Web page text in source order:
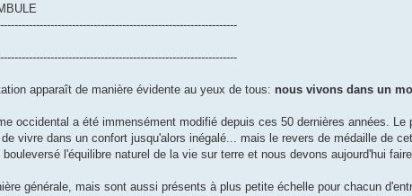
apparaît de manière évidente au yeux de tous: nous vivons dans un
occidental a été immensément modifié depuis ces 50 dernières années.
vivre dans un confort jusqu'alors inégalé... mais le revers de médaille de
l'équilibre naturel de la vie sur terre et nous devons aujourd'hui
générale, mais sont aussi présents à plus petite échelle pour chacun